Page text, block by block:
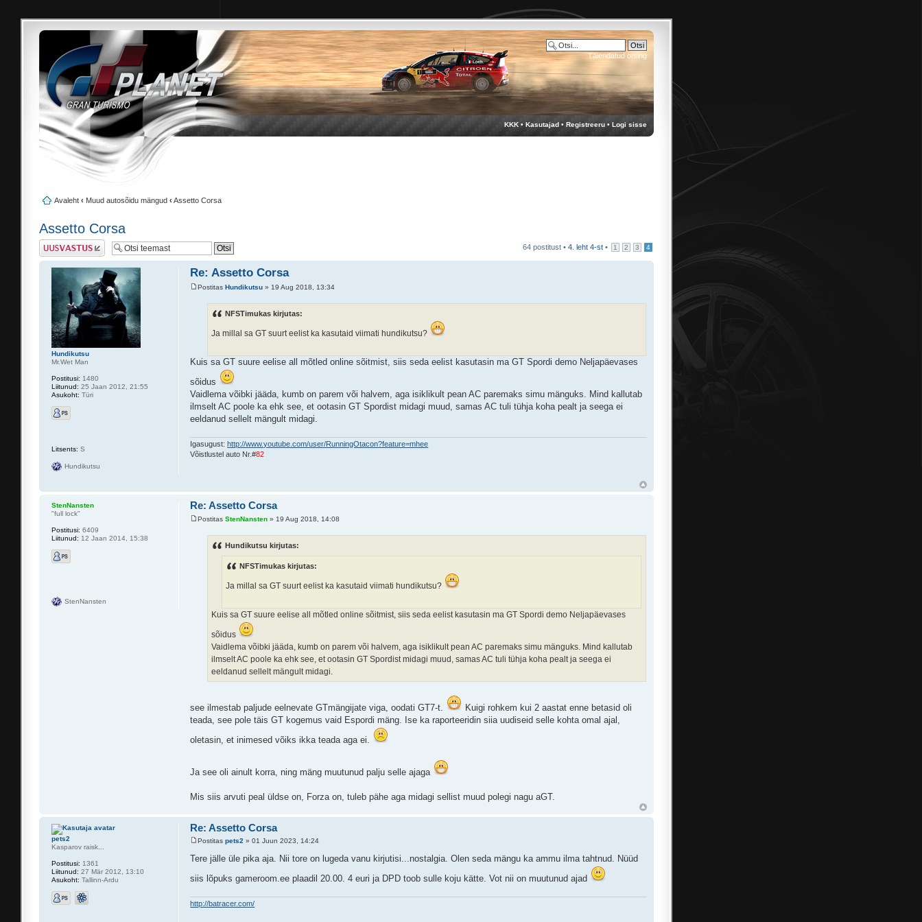
KKK • Kasutajad • Registreeru • Logi sisse
Avaleht ‹ Muud autosõidu mängud ‹ Assetto Corsa
Täiendatud otsing
Assetto Corsa
Postita vastus 64 postitust • 4 . leht 4-st • 1 2 3 4
Re: Assetto Corsa
PostitasHundikutsu » 19 Aug 2018, 13:34
NFSTimukas kirjutas:
Ja millal sa GT suurt eelist ka kasutaid viimati hundikutsu?
Kuis sa GT suure eelise all mõtled online sõitmist, siis seda eelist kasutasin ma GT Spordi demo Neljapäevases
sõidus
Vaidlema võibki jääda, kumb on parem või halvem, aga isiklikult pean AC paremaks simu mänguks. Mind kallutab
ilmselt AC poole ka ehk see, et ootasin GT Spordist midagi muud, samas AC tuli tühja koha pealt ja seega ei
eeldanud sellelt mängult midagi.
Igasugust:http://www.youtube.com/user/RunningOtacon?feature=mhee
Võistlustel auto Nr.#82
Hundikutsu
Mr.Wet Man
Postitusi: 1480
Liitunud: 25 Jaan 2012, 21:55
Asukoht: Türi
Litsents: S
Hundikutsu
Re: Assetto Corsa
PostitasStenNansten » 19 Aug 2018, 14:08
Hundikutsu kirjutas:
NFSTimukas kirjutas:
Ja millal sa GT suurt eelist ka kasutaid viimati hundikutsu?
Kuis sa GT suure eelise all mõtled online sõitmist, siis seda eelist kasutasin ma GT Spordi demo Neljapäevases
sõidus
Vaidlema võibki jääda, kumb on parem või halvem, aga isiklikult pean AC paremaks simu mänguks. Mind kallutab
ilmselt AC poole ka ehk see, et ootasin GT Spordist midagi muud, samas AC tuli tühja koha pealt ja seega ei
eeldanud sellelt mängult midagi.
see ilmestab paljude eelnevate GTmängijate viga, oodati GT7-t.
Kuigi rohkem kui 2 aastat enne betasid oli
teada, see pole täis GT kogemus vaid Espordi mäng. Ise ka raporteeridin siia uudiseid selle kohta omal ajal,
oletasin, et inimesed võiks ikka teada aga ei.
Ja see oli ainult korra, ning mäng muutunud palju selle ajaga
Mis siis arvuti peal üldse on, Forza on, tuleb pähe aga midagi sellist muud polegi nagu aGT.
StenNansten
"full lock"
Postitusi: 6409
Liitunud: 12 Jaan 2014, 15:38
StenNansten
Re: Assetto Corsa
Postitaspets2 » 01 Juun 2023, 14:24
Tere jälle üle pika aja. Nii tore on lugeda vanu kirjutisi...nostalgia. Olen seda mängu ka ammu ilma tahtnud. Nüüd
siis lõpuks gameroom.ee plaadil 20.00. 4 euri ja DPD toob sulle koju kätte. Vot nii on muutunud ajad
http://batracer.com/
pets2
Kasparov raisk...
Postitusi: 1361
Liitunud: 27 Mär 2012, 13:10
Asukoht: Tallinn-Ardu